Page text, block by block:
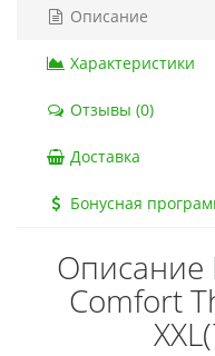
Описание
Характеристики
Отзывы (0)
Доставка
Бонусная
Описание
Comfort